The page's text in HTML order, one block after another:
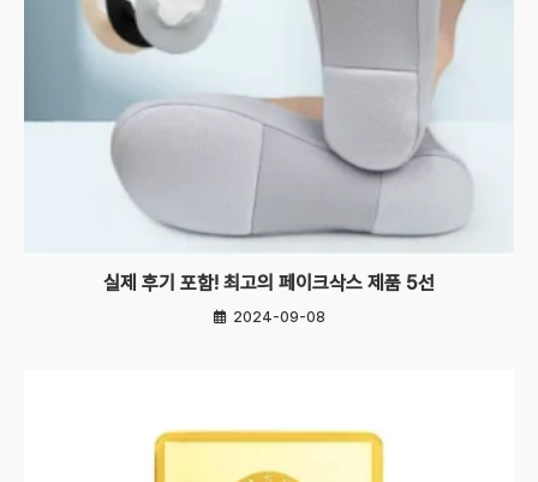
실제 후기 포함! 최고의 페이크삭스 제품 5선
2024-09-08